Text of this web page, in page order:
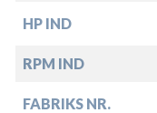
HP IND
RPM IND
FABRIKS NR.